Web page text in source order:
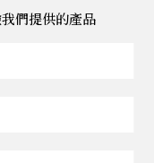
們提供的產品